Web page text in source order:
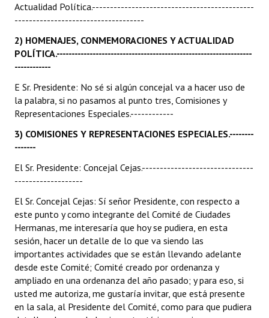
Ciudadano Ilustre - Registro
Banca del Vecino - Registro
Antiguos Pobladores - Registro
Reconocimientos - Registro
Bariloche, Municipio intercultural
REFORMA DE LA CARTA ORGÁNICA
Actualidad Política.---------------------------------------------
------------------------------------
2) HOMENAJES, CONMEMORACIONES Y ACTUALIDAD
POLÍTICA.-----------------------------------------------------------------
------------
E Sr. Presidente: No sé si algún concejal va a hacer uso de
la palabra, si no pasamos al punto tres, Comisiones y
Representaciones Especiales.------------
3) COMISIONES Y REPRESENTACIONES ESPECIALES.--------
-------
El Sr. Presidente: Concejal Cejas.-------------------------------
-------------------
El Sr. Concejal Cejas: Sí señor Presidente, con respecto a
este punto y como integrante del Comité de Ciudades
Hermanas, me interesaría que hoy se pudiera, en esta
sesión, hacer un detalle de lo que va siendo las
importantes actividades que se están llevando adelante
desde este Comité; Comité creado por ordenanza y
ampliado en una ordenanza del año pasado; y para eso, si
usted me autoriza, me gustaría invitar, que está presente
en la sala, al Presidente del Comité, como para que pudiera